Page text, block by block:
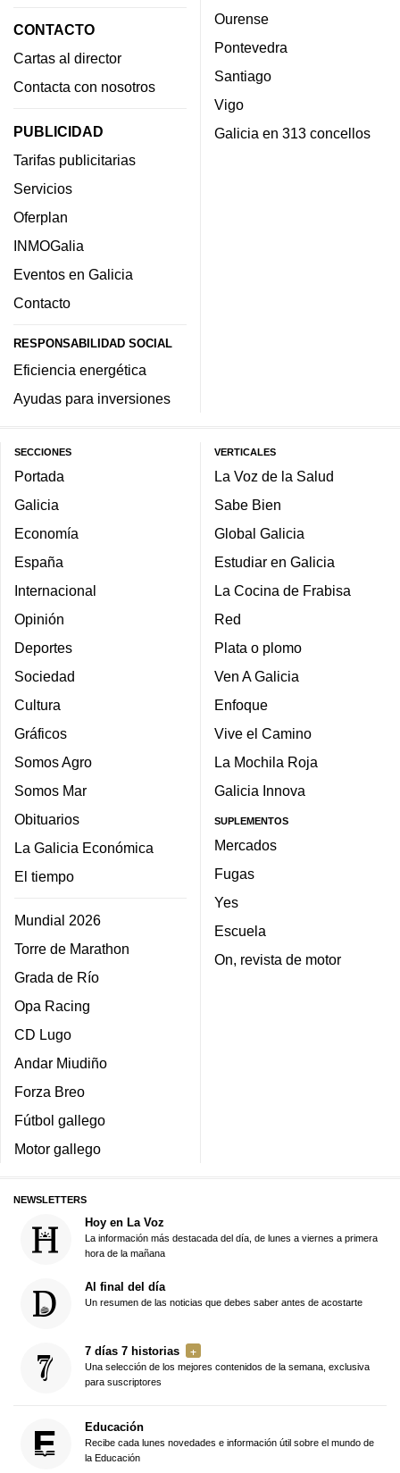
CONTACTO
Cartas al director
Contacta con nosotros
PUBLICIDAD
Tarifas publicitarias
Servicios
Oferplan
INMOGalia
Eventos en Galicia
Contacto
RESPONSABILIDAD SOCIAL
Eficiencia energética
Ayudas para inversiones
Ourense
Pontevedra
Santiago
Vigo
Galicia en 313 concellos
SECCIONES
Portada
Galicia
Economía
España
Internacional
Opinión
Deportes
Sociedad
Cultura
Gráficos
Somos Agro
Somos Mar
Obituarios
La Galicia Económica
El tiempo
Mundial 2026
Torre de Marathon
Grada de Río
Opa Racing
CD Lugo
Andar Miudiño
Forza Breo
Fútbol gallego
Motor gallego
VERTICALES
La Voz de la Salud
Sabe Bien
Global Galicia
Estudiar en Galicia
La Cocina de Frabisa
Red
Plata o plomo
Ven A Galicia
Enfoque
Vive el Camino
La Mochila Roja
Galicia Innova
SUPLEMENTOS
Mercados
Fugas
Yes
Escuela
On, revista de motor
NEWSLETTERS
Hoy en La Voz
La información más destacada del día, de lunes a viernes a primera
hora de la mañana
Al final del día
Un resumen de las noticias que debes saber antes de acostarte
7 días 7 historias
Una selección de los mejores contenidos de la semana, exclusiva
para suscriptores
Educación
Recibe cada lunes novedades e información útil sobre el mundo de
la Educación